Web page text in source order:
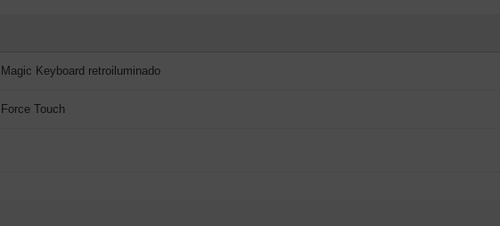
Magic Keyboard retroiluminado
Force Touch